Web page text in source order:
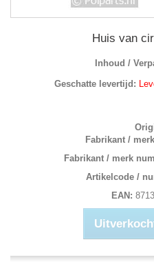
Huis van
Inhoud /
Geschatte levertijd:
Fabrikant /
Fabrikant / merk
Artikelcode /
EAN: